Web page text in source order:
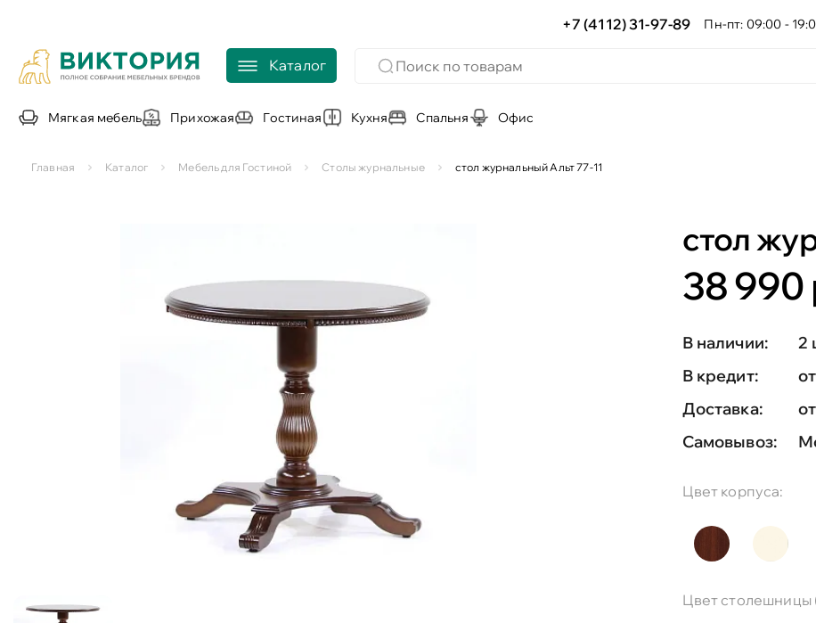
+7 (4112) 31-97-89 Пн-пт: 09:00 -
Каталог
Мягкая мебель Прихожая Гостиная Кухня Спальня Офис
Главная Каталог Мебель для Гостиной Столы журнальные стол журнальный Альт 77-11
стол
38 990
В наличии:
2
В кредит:
Доставка:
Самовывоз:
Цвет корпуса:
Цвет столешницы